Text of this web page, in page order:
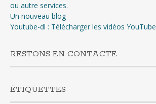
ou autre services.
Un nouveau blog
Youtube-dl : Télécharger les vidéos YouTube
RESTONS EN CONTACTE
ÉTIQUETTES